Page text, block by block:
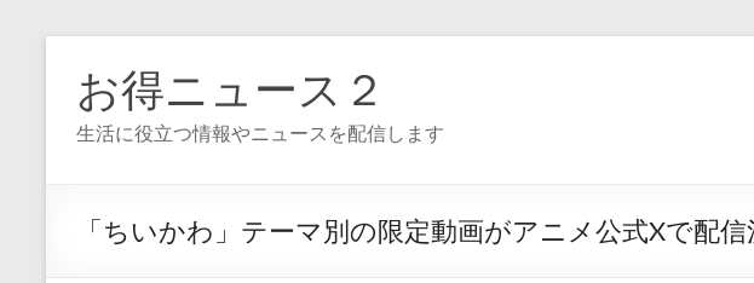
お得ニュース２
生活に役立つ情報やニュースを配信します
「ちいかわ」テーマ別の限定動画がアニメ公式Xで配